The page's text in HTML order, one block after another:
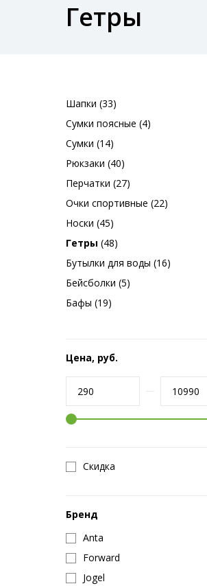
Гетры
Шапки (33)
Сумки поясные (4)
Сумки (14)
Рюкзаки (40)
Перчатки (27)
Очки спортивные (22)
Носки (45)
Гетры (48)
Бутылки для воды (16)
Бейсболки (5)
Бафы (19)
Цена, руб.
Скидка
Бренд
Anta
Forward
Jogel